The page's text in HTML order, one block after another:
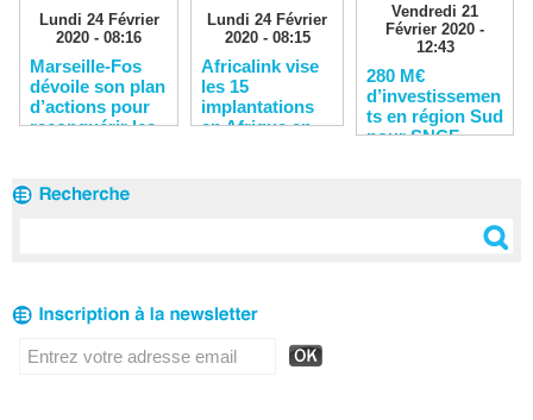
Lundi 24 Février
2020 - 08:16
Marseille-Fos
dévoile son plan
d’actions pour
reconquérir les
Lundi 24 Février
2020 - 08:15
Africalink vise
les 15
implantations
en Afrique en
Vendredi 21
Février 2020 -
12:43
280 M€
d’investissemen
ts en région Sud
pour SNCF